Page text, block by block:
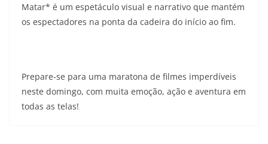
Matar* é um espetáculo visual e narrativo que mantém
os espectadores na ponta da cadeira do início ao fim.
Prepare-se para uma maratona de filmes imperdíveis
neste domingo, com muita emoção, ação e aventura em
todas as telas!